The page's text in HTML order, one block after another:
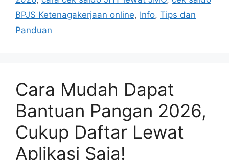
BPJS Ketenagakerjaan online, Info, Tips dan
Panduan
Cara Mudah Dapat
Bantuan Pangan 2026,
Cukup Daftar Lewat
Aplikasi Saja!